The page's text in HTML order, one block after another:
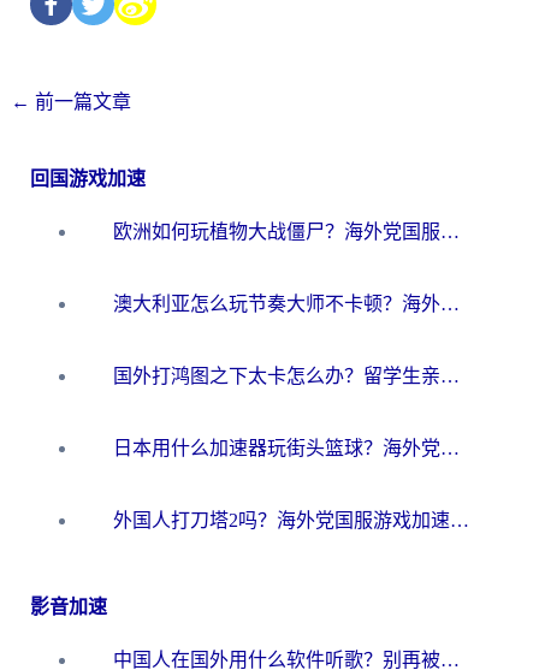
← 前一篇文章
回国游戏加速
欧洲如何玩植物大战僵尸？海外党国服游戏加速避坑指南（附实测对比）
澳大利亚怎么玩节奏大师不卡顿？海外党国服游戏加速终极指南
国外打鸿图之下太卡怎么办？留学生亲测有效的国服游戏加速方案
日本用什么加速器玩街头篮球？海外党国服游戏不卡顿的终极攻略
外国人打刀塔2吗？海外党国服游戏加速避坑全攻略
影音加速
中国人在国外用什么软件听歌？别再被地域限制卡脖子，这篇教你轻松解锁国内音乐库